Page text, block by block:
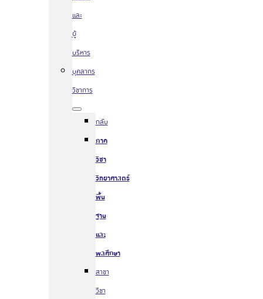
และ
ผู้
บริหาร
บุคลากร
วิชาการ
กลับ
ภาค
วิชา
วิทยาศาสตร์
พื้น
ฐาน
และ
พลศึกษา
สาขา
วิชา